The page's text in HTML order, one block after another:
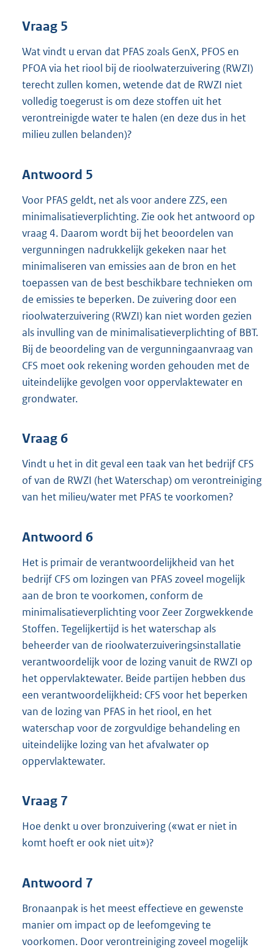
Vraag 5
Wat vindt u ervan dat PFAS zoals GenX, PFOS en
PFOA via het riool bij de rioolwaterzuivering (RWZI)
terecht zullen komen, wetende dat de RWZI niet
volledig toegerust is om deze stoffen uit het
verontreinigde water te halen (en deze dus in het
milieu zullen belanden)?
Antwoord 5
Voor PFAS geldt, net als voor andere ZZS, een
minimalisatieverplichting. Zie ook het antwoord op
vraag 4. Daarom wordt bij het beoordelen van
vergunningen nadrukkelijk gekeken naar het
minimaliseren van emissies aan de bron en het
toepassen van de best beschikbare technieken om
de emissies te beperken. De zuivering door een
rioolwaterzuivering (RWZI) kan niet worden gezien
als invulling van de minimalisatieverplichting of BBT.
Bij de beoordeling van de vergunningaanvraag van
CFS moet ook rekening worden gehouden met de
uiteindelijke gevolgen voor oppervlaktewater en
grondwater.
Vraag 6
Vindt u het in dit geval een taak van het bedrijf CFS
of van de RWZI (het Waterschap) om verontreiniging
van het milieu/water met PFAS te voorkomen?
Antwoord 6
Het is primair de verantwoordelijkheid van het
bedrijf CFS om lozingen van PFAS zoveel mogelijk
aan de bron te voorkomen, conform de
minimalisatieverplichting voor Zeer Zorgwekkende
Stoffen. Tegelijkertijd is het waterschap als
beheerder van de rioolwaterzuiveringsinstallatie
verantwoordelijk voor de lozing vanuit de RWZI op
het oppervlaktewater. Beide partijen hebben dus
een verantwoordelijkheid: CFS voor het beperken
van de lozing van PFAS in het riool, en het
waterschap voor de zorgvuldige behandeling en
uiteindelijke lozing van het afvalwater op
oppervlaktewater.
Vraag 7
Hoe denkt u over bronzuivering («wat er niet in
komt hoeft er ook niet uit»)?
Antwoord 7
Bronaanpak is het meest effectieve en gewenste
manier om impact op de leefomgeving te
voorkomen. Door verontreiniging zoveel mogelijk